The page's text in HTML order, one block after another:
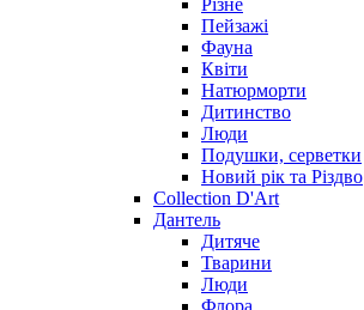
Пейзажі
Фауна
Квіти
Натюрморти
Дитинство
Люди
Подушки, серветки
Новий рік та Різдво
Collection D'Art
Дантель
Дитяче
Тварини
Люди
Флора